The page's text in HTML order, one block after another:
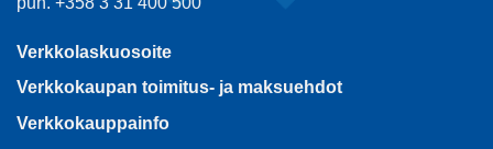
Verkkolaskuosoite
Verkkokaupan toimitus- ja maksuehdot
Verkkokauppainfo